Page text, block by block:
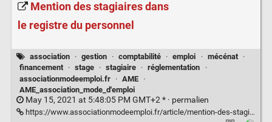
Mention des stagiaires dans
le registre du personnel
association · gestion · comptabilité · emploi · mécénat
·
financement
· stage · stagiaire · réglementation
·
associationmodeemploi.fr
· AME
·
AME_association_mode_d'emploi
May 15, 2021 at 5:48:05 PM GMT+2 * · permalien
https://www.associationmodeemploi.fr/article/mention-des-stagiaires-dans-le-registre-du-personnel.69440